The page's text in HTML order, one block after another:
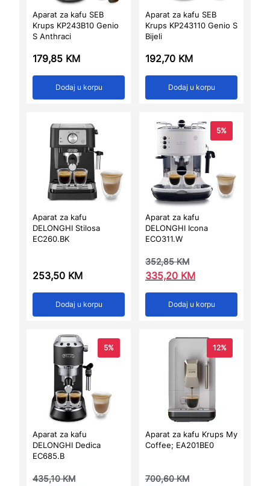
Aparat za kafu SEB
Krups KP243B10 Genio
S Anthraci
179,85 KM
Dodaj u korpu
Aparat za kafu SEB
Krups KP243110 Genio S
Bijeli
192,70 KM
Dodaj u korpu
Aparat za kafu
DELONGHI Stilosa
EC260.BK
253,50 KM
Dodaj u korpu
5%
Aparat za kafu
DELONGHI Icona
ECO311.W
352,85KM
335,20 KM
Dodaj u korpu
5%
Aparat za kafu
DELONGHI Dedica
EC685.B
435,10KM
12%
Aparat za kafu Krups My
Coffee; EA201BE0
700,60KM